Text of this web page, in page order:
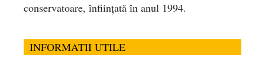
conservatoare, înfiinţată în anul 1994.
INFORMATII UTILE